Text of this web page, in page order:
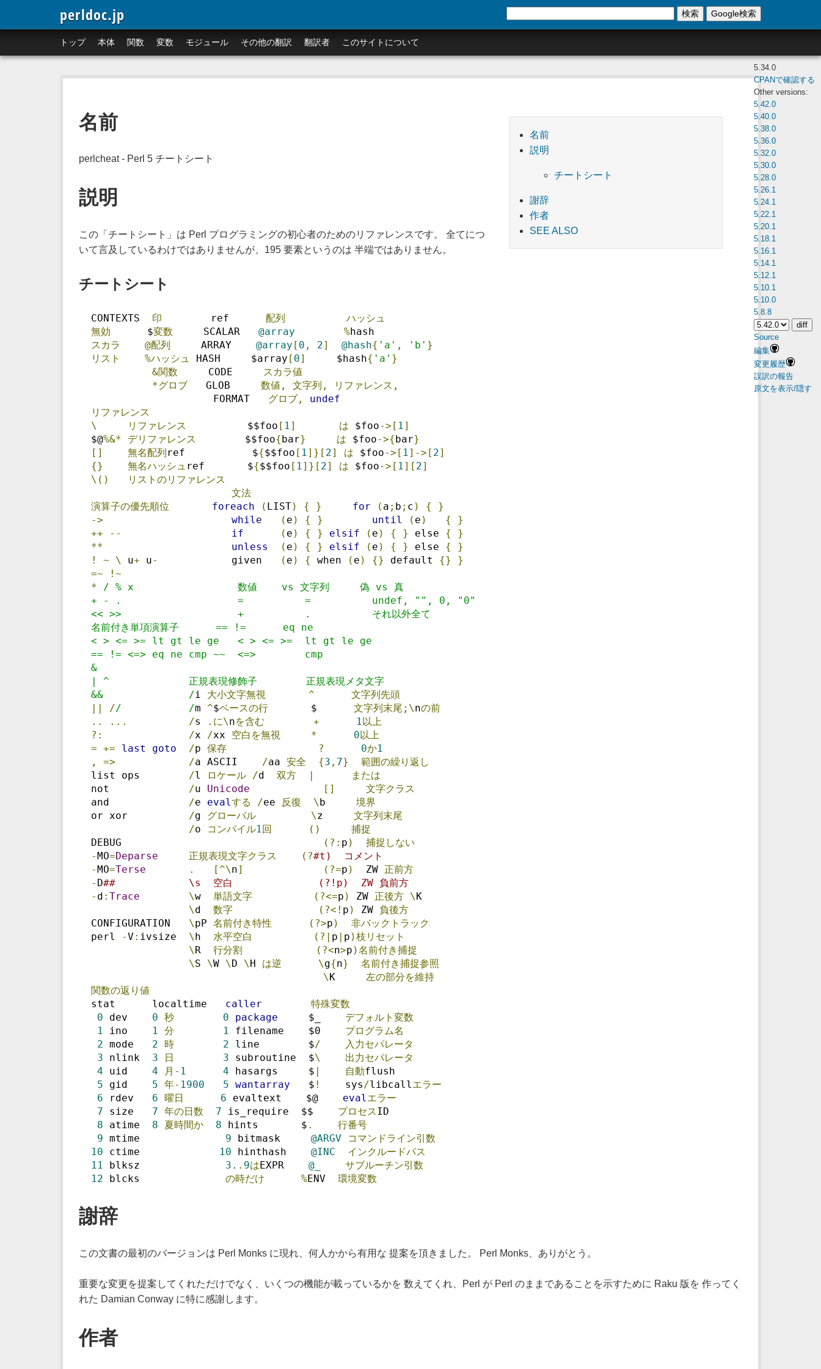
perldoc.jp
トップ 本体 関数 変数 モジュール その他の翻訳 翻訳者 このサイトについて
検索 Google検索
5.34.0
CPANで確認する
Other versions:
5.42.0
5.40.0
5.38.0
5.36.0
5.32.0
5.30.0
5.28.0
5.26.1
5.24.1
5.22.1
5.20.1
5.18.1
5.16.1
5.14.1
5.12.1
5.10.1
5.10.0
5.8.8
Source
編集
変更履歴
誤訳の報告
原文を表示/隠す
名前
説明
チートシート
謝辞
作者
SEE ALSO
名前
perlcheat - Perl 5 チートシート
説明
この「チートシート」は Perl プログラミングの初心者のためのリファレンスです。 全てにつ
いて言及しているわけではありませんが、195 要素というのは 半端ではありません。
チートシート
CONTEXTS 印 ref 配列
ハッシュ
無効 $変数 SCALAR @array %hash
スカラ
@配列 ARRAY @array [ 0 , 2] @hash{ 'a' , 'b' }
リスト
%ハッシュ HASH     $array [ 0] $hash{ 'a' }
&関数 CODE
スカラ値
*グロブ GLOB 数値, 文字列,
リファレンス,
FORMAT グロブ,
undef
リファレンス
\
リファレンス $$foo [ 1 ] は $foo->[ 1 ]
$@%&* デリファレンス $$foo{bar} は $foo->{bar}
[]
無名配列ref           ${$$foo [ 1 ]}[ 2] は $foo->[ 1 ]->[ 2]
{}
無名ハッシュ ref       ${$$foo [ 1 ]}[ 2] は $foo->[ 1 ][ 2]
\()
リストのリファレンス
文法
演算子の優先順位
foreach ( LIST) { } for ( a ; b ; c ) {
}
->
while ( e ) { } until ( e ) {
}
++
-- if ( e ) { } elsif ( e ) { } else {
}
**
unless ( e ) { } elsif ( e ) { } else {
}
!
~ \ u+ u- given ( e ) { when ( e ) {} default {}
}
=~
!~
*
/ % x                 数値    vs 文字列     偽 vs 真
+ - .                   =          =          undef, "", 0, "0"
<< >>                   +          .          それ以外全て
名前付き単項演算子      == !=      eq ne
< > <= >= lt gt le ge   < > <= >=  lt gt le ge
== != <=> eq ne cmp ~~  <=>        cmp
&
| ^             正規表現修飾子        正規表現メタ文字
&&              /i 大小文字無視 ^
文字列先頭
||
//           /m ^$ベースの行 $ 文字列末尾;\nの前
..
... /s .に\nを含む + 1 以上
?:
/x /xx 空白を無視 * 0以上
= += last goto /p 保存 ? 0か1
,
=> /a ASCII /aa 安全 {3 , 7}
範囲の繰り返し
list ops
/l ロケール /d 双方 |
または
not
/u Unicode []
文字クラス
and
/e eval する /ee 反復 \b 境界
or xor
/g グローバル \z 文字列末尾
/o コンパイル1 回 ()
捕捉
DEBUG
(?: p )
捕捉しない
-MO=Deparse 正規表現文字クラス (?#t)  コメント
-MO=Terse . [^\n] (?=p ) ZW 正前方
- D##            \s  空白              (?!p)  ZW 負前方
- d : Trace \w 単語文字 (?<=p ) ZW 正後方 \K
\d 数字 (?<! p ) ZW 負後方
CONFIGURATION \pP 名前付き特性 (?>p )
非バックトラック
perl
-V : ivsize \h 水平空白 (?| p | p )枝リセット
\R 行分割 (?<n>p )名前付き捕捉
\S \W \D \H は逆 \g{n}
名前付き捕捉参照
\K 左の部分を維持
関数の返り値
stat      localtime caller
特殊変数
0 dev 0 秒 0 package $_ デフォルト変数
1
ino 1 分 1 filename    $0 プログラム名
2 mode 2 時 2 line        $/
入力セパレータ
3 nlink 3 日 3 subroutine  $\
出力セパレータ
4 uid 4 月- 1 4 hasargs     $ | 自動flush
5 gid 5 年- 1900 5 wantarray $ ! sys /libcall エラー
6 rdev 6 曜日 6 evaltext    $@ eval エラー
7 size 7 年の日数 7 is_require  $$ プロセスID
8 atime 8 夏時間か 8 hints       $ .
行番号
9 mtime 9 bitmask @ARGV
コマンドライン引数
10 ctime 10 hinthash @INC
インクルードパス
11
blksz 3. . 9はEXPR @_
サブルーチン引数
12 blcks の時だけ %ENV 環境変数
謝辞
この文書の最初のバージョンは Perl Monks に現れ、何人かから有用な 提案を頂きました。 Perl Monks、ありがとう。
重要な変更を提案してくれただけでなく、いくつの機能が載っているかを 数えてくれ、Perl が Perl のままであることを示すために Raku 版を 作ってく
れた Damian Conway に特に感謝します。
作者